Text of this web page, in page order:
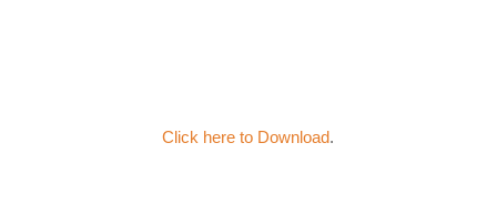
Click here to Download.